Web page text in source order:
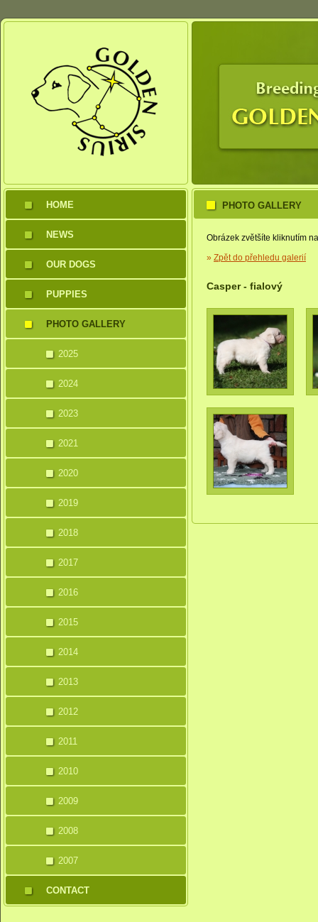
HOME
NEWS
OUR DOGS
PUPPIES
PHOTO GALLERY
2025
2024
2023
2021
2020
2019
2018
2017
2016
2015
2014
2013
2012
2011
2010
2009
2008
2007
CONTACT
PHOTO GALLERY
Obrázek zvětšíte kliknutím
» Zpět do přehledu galerií
Casper - fialový